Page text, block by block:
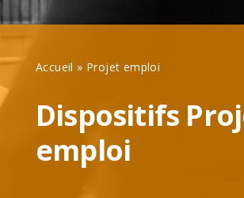
Accueil » Projet emploi
Dispositifs
emploi